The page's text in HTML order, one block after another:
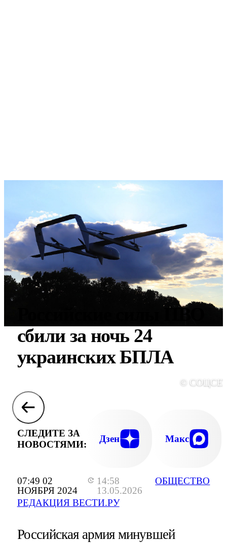
07:49 02
НОЯБРЯ 2024
14:58
13.05.2026
РЕДАКЦИЯ ВЕСТИ.РУ
ОБЩЕСТВО
Российские силы ПВО
сбили за ночь 24
украинских БПЛА
©
СЛЕДИТЕ ЗА
НОВОСТЯМИ:
Дзен Макс
Российская армия минувшей